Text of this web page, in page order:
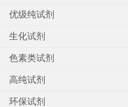
优级纯试剂
生化试剂
色素类试剂
高纯试剂
环保试剂